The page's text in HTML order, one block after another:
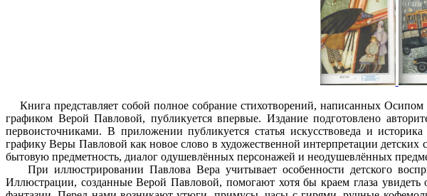
Книга представляет собой полное собрание стихотворений, написанных
графиком Верой Павловой, публикуется впервые. Издание подготовлено
первоисточниками. В приложении публикуется статья искусствоведа и
графику Веры Павловой как новое слово в художественной интерпретации детских
бытовую предметность, диалог одушевлённых персонажей и неодушевлённых
При иллюстрировании Павлова Вера учитывает особенности детского
Иллюстрации, созданные Верой Павловой, помогают хотя бы краем глаза